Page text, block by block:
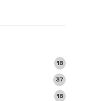
18
37
18